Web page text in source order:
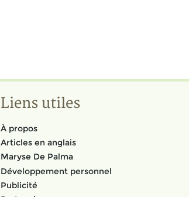
Liens utiles
À propos
Articles en anglais
Maryse De Palma
Développement personnel
Publicité